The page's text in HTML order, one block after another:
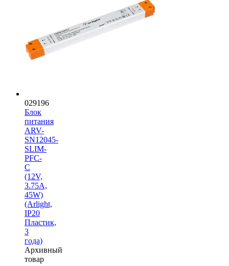
029196
Блок
питания
ARV-
SN12045-
SLIM-
PFC-
C
(12V,
3.75A,
45W)
(Arlight,
IP20
Пластик,
3
года)
Архивный
товар